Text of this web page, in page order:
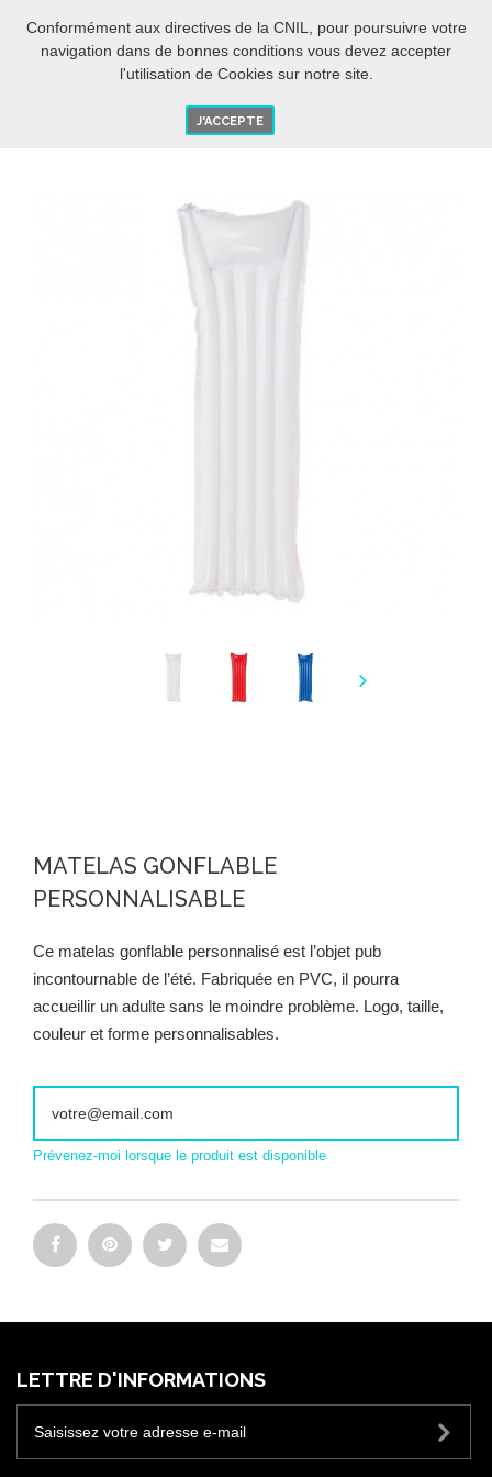
Conformément aux directives de la CNIL, pour poursuivre votre
navigation dans de bonnes conditions vous devez accepter
l'utilisation de Cookies sur notre site.
J'ACCEPTE
FR O
MATELAS GONFLABLE
PERSONNALISABLE
Ce matelas gonflable personnalisé est l’objet pub
incontournable de l’été. Fabriquée en PVC, il pourra
accueillir un adulte sans le moindre problème. Logo, taille,
couleur et forme personnalisables.
Prévenez-moi lorsque le produit est disponible
LETTRE D'INFORMATIONS